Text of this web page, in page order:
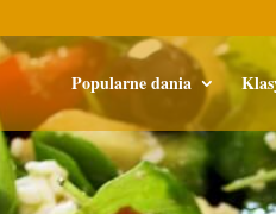
Popularne dania